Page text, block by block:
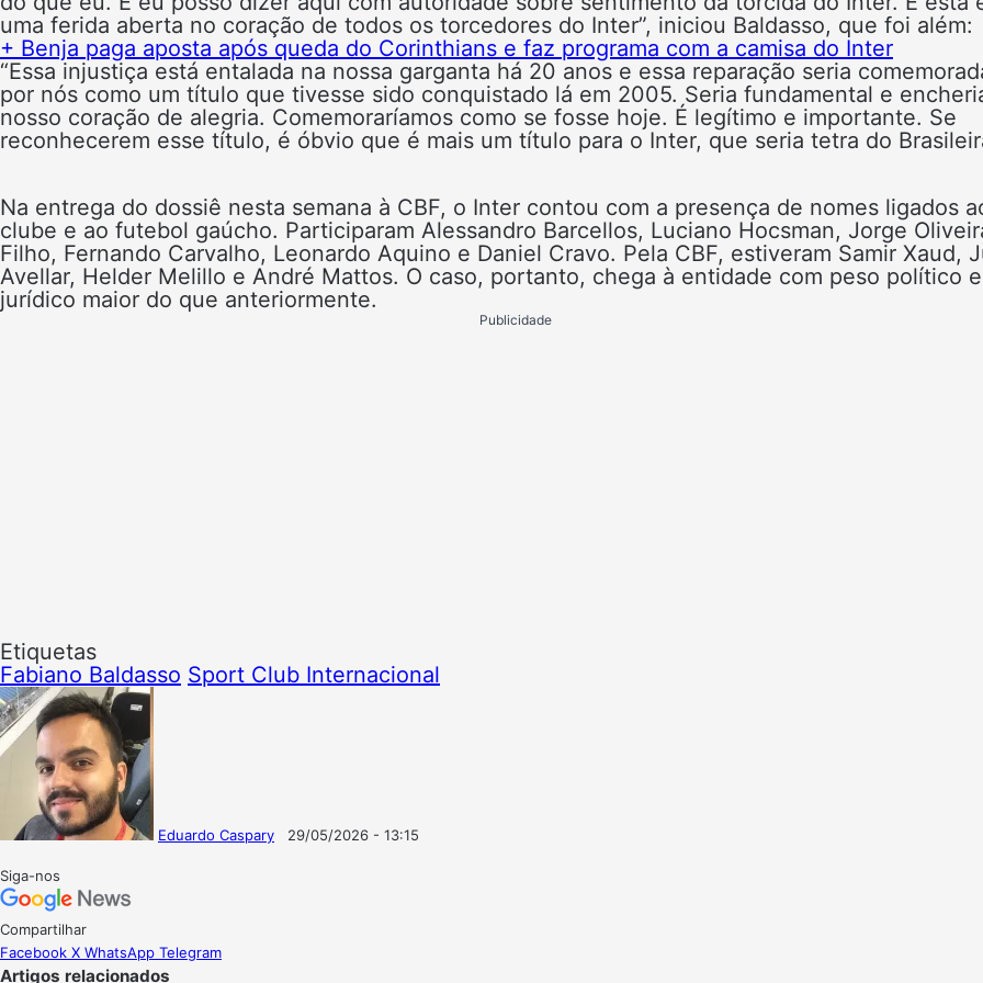
uma ferida aberta no coração de todos os torcedores do Inter”, iniciou Baldasso, que foi além:
+ Benja paga aposta após queda do Corinthians e faz programa com a camisa do Inter
“Essa injustiça está entalada na nossa garganta há 20 anos e essa reparação seria
por nós como um título que tivesse sido conquistado lá em 2005. Seria fundamental e
nosso coração de alegria. Comemoraríamos como se fosse hoje. É legítimo e importante. Se
reconhecerem esse título, é óbvio que é mais um título para o Inter, que seria tetra do
Na entrega do dossiê nesta semana à CBF, o Inter contou com a presença de nomes ligados
clube e ao futebol gaúcho. Participaram Alessandro Barcellos, Luciano Hocsman, Jorge
Filho, Fernando Carvalho, Leonardo Aquino e Daniel Cravo. Pela CBF, estiveram Samir Xaud,
Avellar, Helder Melillo e André Mattos. O caso, portanto, chega à entidade com peso político e
jurídico maior do que anteriormente.
Publicidade
Etiquetas
Fabiano Baldasso Sport Club Internacional
Eduardo Caspary
29/05/2026 - 13:15
Siga-nos
Compartilhar
Facebook X WhatsApp Telegram
Artigos relacionados